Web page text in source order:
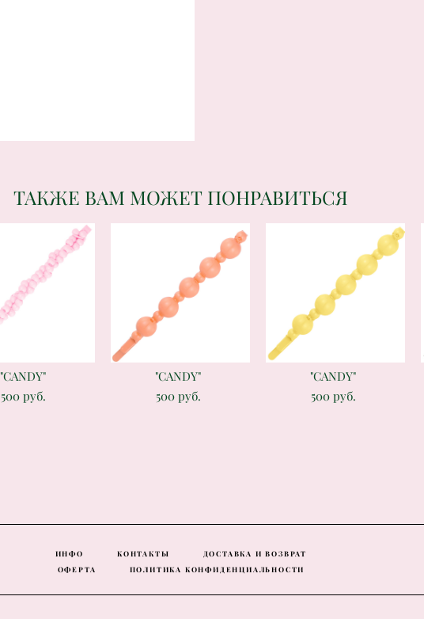
ТАКЖЕ ВАМ МОЖЕТ ПОНРАВИТЬСЯ
"CANDY"
500 pуб.
"CANDY"
500 pуб.
"CANDY"
500 pуб.
ИНФО КОНТАКТЫ
ДОСТАВКА И ВОЗВРАТ
ОФЕРТА
ПОЛИТИКА КОНФИДЕНЦИАЛЬНОСТИ